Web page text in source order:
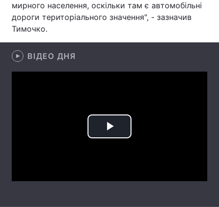
Відео з Youtube
мирного населення, оскільки там є автомобільні
дороги територіального значення", - зазначив
Тимочко.
ВІДЕО ДНЯ
Play